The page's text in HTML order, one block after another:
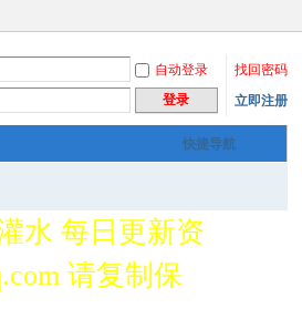
自动登录
找回密码
登录 立即注册
快捷导航
水 每日更新资
请复制保